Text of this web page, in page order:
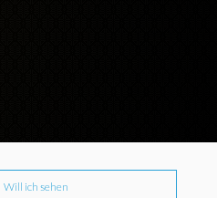
Will ich sehen